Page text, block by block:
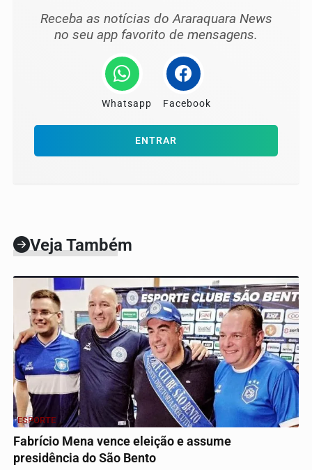
Receba as notícias do Araraquara News
no seu app favorito de mensagens.
Whatsapp Facebook
ENTRAR
Veja Também
ESPORTE
Fabrício Mena vence eleição e assume
presidência do São Bento